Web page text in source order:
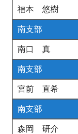
福本 悠樹
南支部
南口 真
南支部
宮前 直希
南支部
森岡 研介